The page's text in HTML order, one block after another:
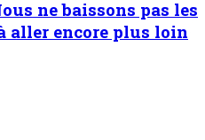
ne baissons pas les
aller encore plus loin